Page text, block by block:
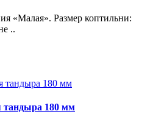
«Малая». Размер коптильни:
..
тандыра 180 мм